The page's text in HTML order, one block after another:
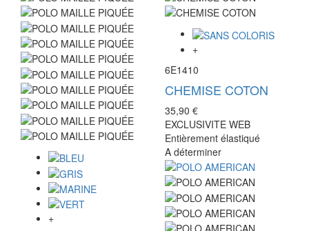
+
+
6E1410
CHEMISE COTON
35,90 €
EXCLUSIVITE WEB
Entièrement élastiqué
A déterminer